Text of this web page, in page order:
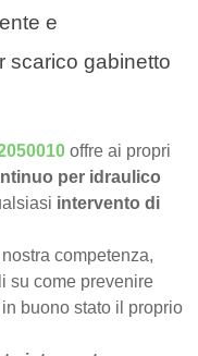
e
scarico gabinetto
offre ai propri
per idraulico
intervento di
competenza,
su come prevenire
buono stato il proprio